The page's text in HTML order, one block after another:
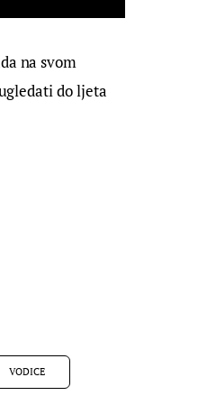
na svom
do ljeta
VODICE